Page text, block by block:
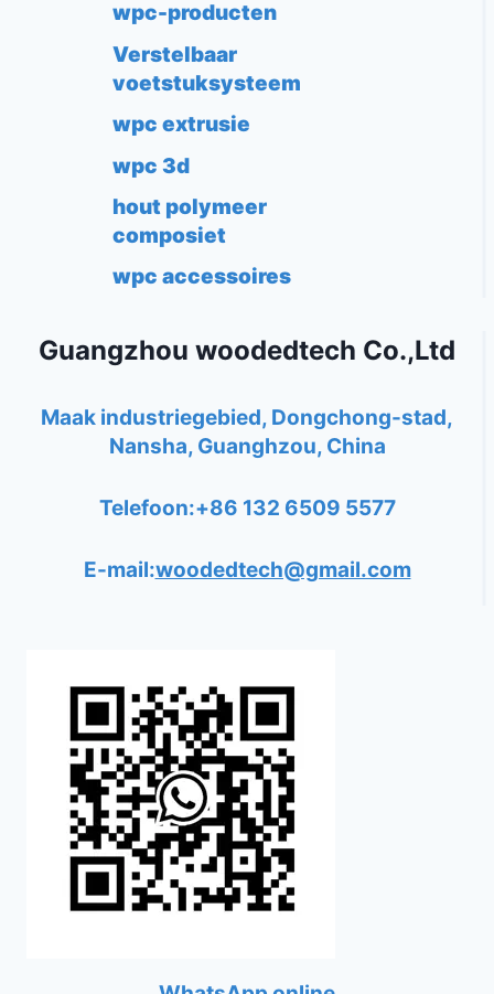
wpc-producten
Verstelbaar
voetstuksysteem
wpc extrusie
wpc 3d
hout polymeer
composiet
wpc accessoires
Guangzhou woodedtech Co.,Ltd
Maak industriegebied, Dongchong-stad,
Nansha, Guanghzou, China
Telefoon:+86 132 6509 5577
E-mail:woodedtech@gmail.com